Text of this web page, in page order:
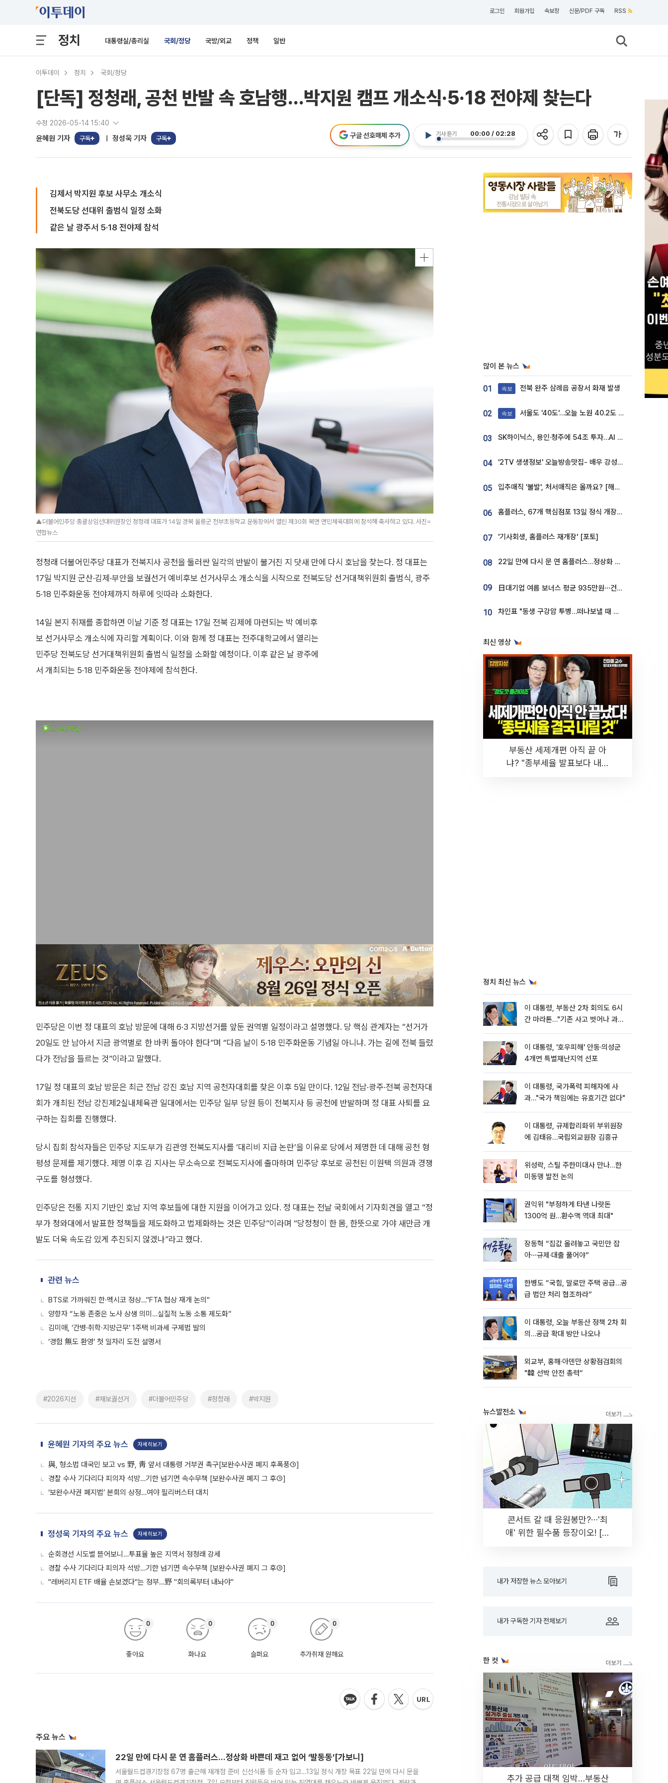
로그인 회원가입 속보창 신문/PDF 구독 RSS
정치 대통령실/총리실 국회/정당 국방/외교 정책 일반
이투데이 정치 국회/정당
[단독] 정청래, 공천 반발 속 호남행…박지원 캠프 개소식·5·18 전야제 찾는다
수정 2026-05-14 15:40
윤혜원 기자 구독 정성욱 기자 구독
기사 듣기 00:00 / 02:28
구글 선호매체 추가
김제서 박지원 후보 사무소 개소식
전북도당 선대위 출범식 일정 소화
같은 날 광주서 5·18 전야제 참석
▲더불어민주당 총괄상임선대위원장인 정청래 대표가 14일 경북 울릉군 천부초등학교 운동장에서 열린 제30회 북면 면민체육대회에 참석해 축사하고 있다. 사진=
연합뉴스
정청래 더불어민주당 대표가 전북지사 공천을 둘러싼 일각의 반발이 불거진 지 닷새 만에 다시 호남을 찾는다. 정 대표는
17일 박지원 군산·김제·부안을 보궐선거 예비후보 선거사무소 개소식을 시작으로 전북도당 선거대책위원회 출범식, 광주
5·18 민주화운동 전야제까지 하루에 잇따라 소화한다.
14일 본지 취재를 종합하면 이날 기준 정 대표는 17일 전북 김제에 마련되는 박 예비후
보 선거사무소 개소식에 자리할 계획이다. 이와 함께 정 대표는 전주대학교에서 열리는
민주당 전북도당 선거대책위원회 출범식 일정을 소화할 예정이다. 이후 같은 날 광주에
서 개최되는 5·18 민주화운동 전야제에 참석한다.
민주당은 이번 정 대표의 호남 방문에 대해 6·3 지방선거를 앞둔 권역별 일정이라고 설명했다. 당 핵심 관계자는 “선거가
20일도 안 남아서 지금 광역별로 한 바퀴 돌아야 한다”며 “다음 날이 5·18 민주화운동 기념일 아니냐. 가는 길에 전북 들렀
다가 전남을 들르는 것”이라고 말했다.
17일 정 대표의 호남 방문은 최근 전남 강진 호남 지역 공천자대회를 찾은 이후 5일 만이다. 12일 전남·광주·전북 공천자대
회가 개최된 전남 강진제2실내체육관 일대에서는 민주당 일부 당원 등이 전북지사 등 공천에 반발하며 정 대표 사퇴를 요
구하는 집회를 진행했다.
당시 집회 참석자들은 민주당 지도부가 김관영 전북도지사를 ‘대리비 지급 논란’을 이유로 당에서 제명한 데 대해 공천 형
평성 문제를 제기했다. 제명 이후 김 지사는 무소속으로 전북도지사에 출마하며 민주당 후보로 공천된 이원택 의원과 경쟁
구도를 형성했다.
민주당은 전통 지지 기반인 호남 지역 후보들에 대한 지원을 이어가고 있다. 정 대표는 전날 국회에서 기자회견을 열고 “정
부가 청와대에서 발표한 정책들을 제도화하고 법제화하는 것은 민주당”이라며 “당정청이 한 몸, 한뜻으로 가야 새만금 개
발도 더욱 속도감 있게 추진되지 않겠나”라고 했다.
관련 뉴스
BTS로 가까워진 한·멕시코 정상…"FTA 협상 재개 논의"
양향자 “노동 존중은 노사 상생 의미…실질적 노동 소통 제도화”
김미애, ‘간병·취학·지방근무’ 1주택 비과세 구제법 발의
‘경험 無도 환영’ 첫 일자리 도전 설명서
#2026지선 #재보궐선거 #더불어민주당 #정청래 #박지원
윤혜원 기자의 주요 뉴스 자세히보기
與, 형소법 대국민 보고 vs 野, 靑 앞서 대통령 거부권 촉구[보완수사권 폐지 후폭풍①]
경찰 수사 기다리다 피의자 석방…기한 넘기면 속수무책 [보완수사권 폐지 그 후①]
‘보완수사권 폐지법’ 본회의 상정…여야 필리버스터 대치
정성욱 기자의 주요 뉴스 자세히보기
순회경선 시도별 뜯어보니…투표율 높은 지역서 정청래 강세
경찰 수사 기다리다 피의자 석방…기한 넘기면 속수무책 [보완수사권 폐지 그 후①]
"레버리지 ETF 배율 손보겠다"는 정부…野 "회의록부터 내놔야"
좋아요
0
화나요
0
슬퍼요
0
추가취재 원해요
0
주요 뉴스
22일 만에 다시 문 연 홈플러스…정상화 바쁜데 재고 없어 ‘발동동’[가보니]
서울월드컵경기장점 67명 출근해 재개점 준비 신선식품 등 순차 입고…13일 정식 개장 목표 22일 만에 다시 문을
많이 본 뉴스
01 속보 전북 완주 삼례읍 공장서 화재 발생
02 속보 서울도 '40도'…오늘 노원 40.2도 기록
03 SK하이닉스, 용인·청주에 54조 투자…AI 메모리 생산기지 키운다
04 '2TV 생생정보' 오늘방송맛집- 배우 강성진 단골! 쌀국수ㆍ푸팟퐁 커리 맛집 '블○○○'
05 입추매직 '불발', 처서매직은 올까요? [해시태그]
06 홈플러스, 67개 핵심점포 13일 정식 개장…영업 재개 속도
07 '기사회생, 홈플러스 재개장' [포토]
08 22일 만에 다시 문 연 홈플러스…정상화 바쁜데 재고 없어 ‘발동동’[가보니]
09 日대기업 여름 보너스 평균 935만원⋯건설회사 1800만 넘어
10 차인표 "동생 구강암 투병…떠나보낼 때 가장 힘들었다”
최신 영상
부동산 세제개편 아직 끝 아
냐? "종부세율 발표보다 내릴
정치 최신 뉴스
이 대통령, 부동산 2차 회의도 6시
간 마라톤…"기존 사고 벗어나 과감
이 대통령, '호우피해' 안동·의성군
4개면 특별재난지역 선포
이 대통령, 국가폭력 피해자에 사
과…"국가 책임에는 유효기간 없다"
이 대통령, 규제합리화위 부위원장
에 김태유…국립외교원장 김흥규
위성락, 스틸 주한미대사 만나…한
미동맹 발전 논의
권익위 "부정하게 타낸 나랏돈
1300억 원…환수액 역대 최대"
장동혁 “집값 올려놓고 국민만 잡
아⋯규제·대출 풀어야”
한병도 “국힘, 말로만 주택 공급…공
급 법안 처리 협조하라”
이 대통령, 오늘 부동산 정책 2차 회
의…공급 확대 방안 나오나
외교부, 홍해·아덴만 상황점검회의
"韓 선박 안전 총력“
뉴스발전소
콘서트 갈 때 응원봉만?⋯'최
애' 위한 필수품 등장이오! [솔
내가 저장한 뉴스 모아보기
내가 구독한 기자 전체보기
한 컷
추가 공급 대책 임박…부동산